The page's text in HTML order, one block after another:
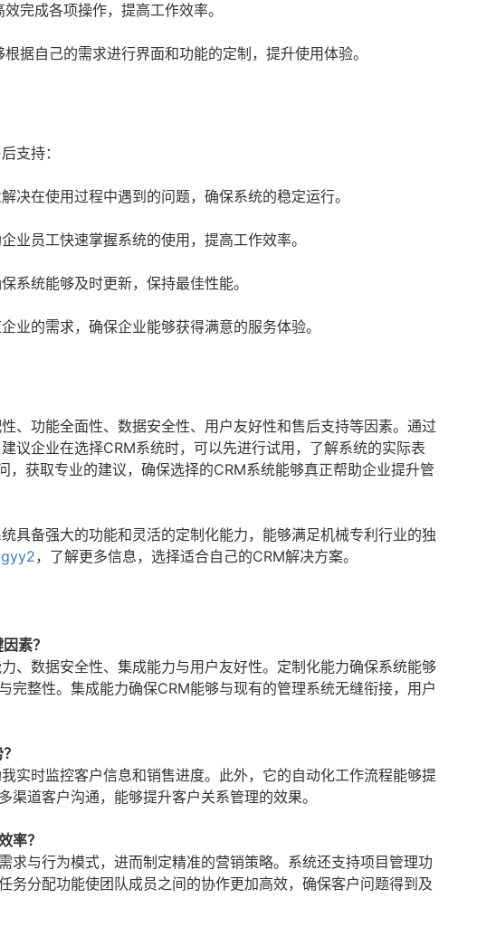
完成各项操作，提高工作效率。
据自己的需求进行界面和功能的定制，提升使用体验。
支持：
决在使用过程中遇到的问题，确保系统的稳定运行。
业员工快速掌握系统的使用，提高工作效率。
系统能够及时更新，保持最佳性能。
业的需求，确保企业能够获得满意的服务体验。
、功能全面性、数据安全性、用户友好性和售后支持等因素。通过
议企业在选择CRM系统时，可以先进行试用，了解系统的实际表
获取专业的建议，确保选择的CRM系统能够真正帮助企业提升管
具备强大的功能和灵活的定制化能力，能够满足机械专利行业的独
，了解更多信息，选择适合自己的CRM解决方案。
素？
、数据安全性、集成能力与用户友好性。定制化能力确保系统能够
完整性。集成能力确保CRM能够与现有的管理系统无缝衔接，用户
实时监控客户信息和销售进度。此外，它的自动化工作流程能够提
道客户沟通，能够提升客户关系管理的效果。
率？
求与行为模式，进而制定精准的营销策略。系统还支持项目管理功
务分配功能使团队成员之间的协作更加高效，确保客户问题得到及